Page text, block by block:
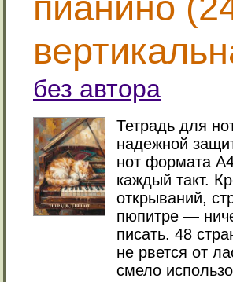
без автора
Тетрадь для
надежной
нот формата
каждый такт.
открываний,
пюпитре —
писать. 48
не рвется от
смело